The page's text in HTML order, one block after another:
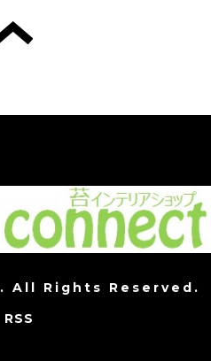
. All Rights Reserved.
RSS